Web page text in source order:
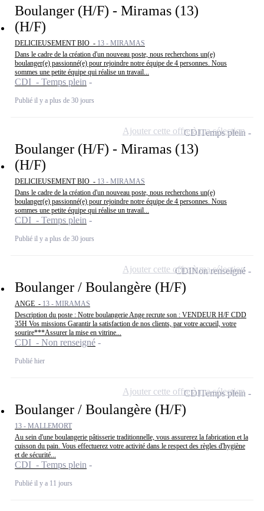
Boulanger (H/F) - Miramas (13)
(H/F)
DELICIEUSEMENT BIO - 13 - MIRAMAS
Dans le cadre de la création d'un nouveau poste, nous recherchons un(e)
boulanger(e) passionné(e) pour rejoindre notre équipe de 4 personnes. Nous
sommes une petite équipe qui réalise un travail...
CDI - Temps plein
Publié il y a plus de 30 jours
Boulanger (H/F) - Miramas (13)
(H/F)
DELICIEUSEMENT BIO - 13 - MIRAMAS
Dans le cadre de la création d'un nouveau poste, nous recherchons un(e)
boulanger(e) passionné(e) pour rejoindre notre équipe de 4 personnes. Nous
sommes une petite équipe qui réalise un travail...
CDI - Temps plein
Publié il y a plus de 30 jours
CDITemps plein
Ajouter cette offre à ma sélection
Boulanger / Boulangère (H/F)
ANGE - 13 - MIRAMAS
Description du poste : Notre boulangerie Ange recrute son : VENDEUR H/F CDD
35H Vos missions Garantir la satisfaction de nos clients, par votre accueil, votre
sourire***Assurer la mise en vitrine...
CDI - Non renseigné
Publié hier
CDINon renseigné
Ajouter cette offre à ma sélection
Boulanger / Boulangère (H/F)
13 - MALLEMORT
Au sein d'une boulangerie pâtisserie traditionnelle, vous assurerez la fabrication et la
cuisson du pain. Vous effectuerez votre activité dans le respect des règles d'hygiène
et de sécurité...
CDI - Temps plein
Publié il y a 11 jours
CDITemps plein
Ajouter cette offre à ma sélection